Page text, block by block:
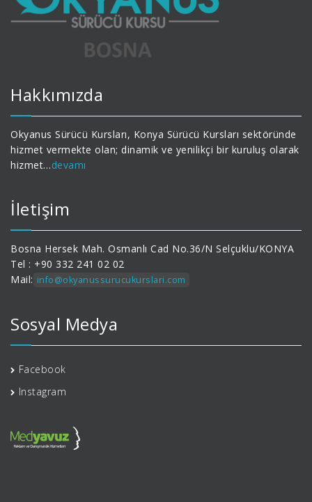
Hakkımızda
Okyanus Sürücü Kursları, Konya Sürücü Kursları sektöründe
hizmet vermekte olan; dinamik ve yenilikçi bir kuruluş olarak
hizmet…devamı
İletişim
Bosna Hersek Mah. Osmanlı Cad No.36/N Selçuklu/KONYA
Tel : +90 332 241 02 02
Mail: info@okyanussurucukurslari.com
Sosyal Medya
Facebook
Instagram